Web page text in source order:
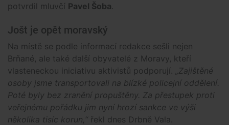
potvrdil mluvčí Pavel Šoba.
Jošt je opět moravský
Na místě se podle informací redakce sešli nejen
Brňané, ale také další obyvatelé z Moravy, kteří
vlasteneckou iniciativu aktivistů podporují.
„Zajištěné
osoby jsme transportovali na blízké policejní oddělení.
Poté byly bez zranění propuštěny. Za přestupek proti
veřejnému pořádku jim nyní hrozí sankce ve výši
několika tisíc korun,“ řekl dnes Drbně Vala.